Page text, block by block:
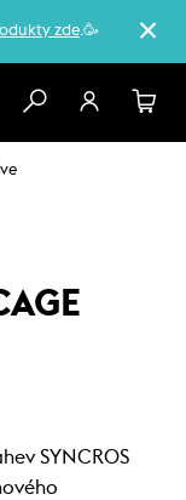
zde.🥳
SYNCROS